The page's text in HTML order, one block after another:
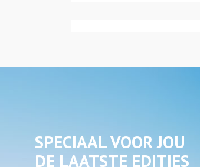
SPECIAAL VOOR JOU
DE LAATSTE EDITIES